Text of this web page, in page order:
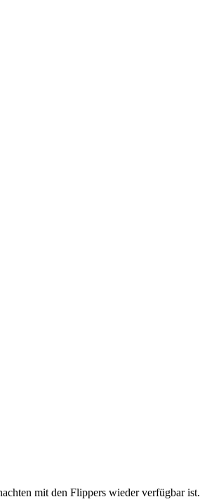
mit den Flippers wieder verfügbar ist.